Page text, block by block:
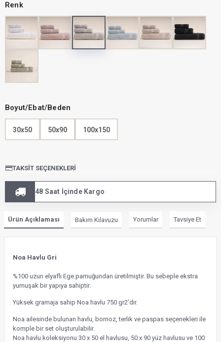
Renk
Boyut/Ebat/Beden
30x50 50x90 100x150
TAKSIT SEÇENEKLERI
48 Saat İçinde Kargo
Ürün Açıklaması Bakım Kılavuzu Yorumlar Tavsiye Et
Noa Havlu Gri
%100 uzun elyaflı Ege pamuğundan üretilmiştir. Bu sebeple ekstra
yumuşak bir yapıya sahiptir.
Yüksek gramaja sahip Noa havlu 750 gr2’dir.
Noa ailesinde bulunan havlu, bornoz, terlik ve paspas seçenekleri ile
komple bir set oluşturulabilir.
Noa havlu koleksiyonu 30 x 50 el havlusu, 50 x 90 yüz havlusu ve 100